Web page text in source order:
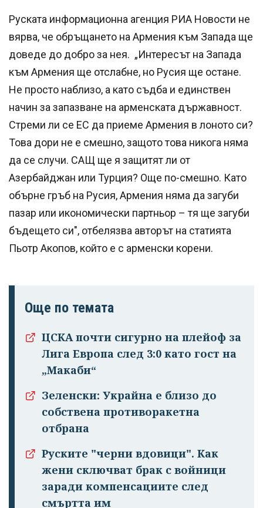
Руската информационна агенция РИА Новости не
вярва, че обръщането на Армения към Запада ще
доведе до добро за нея. „Интересът на Запада
към Армения ще отслабне, но Русия ще остане.
Не просто наблизо, а като съдба и единствен
начин за запазване на арменската държавност.
Стреми ли се ЕС да приеме Армения в лоното си?
Това дори не е смешно, защото това никога няма
да се случи. САЩ ще я защитят ли от
Азербайджан или Турция? Още по-смешно. Като
обърне гръб на Русия, Армения няма да загуби
пазар или икономически партньор – тя ще загуби
бъдещето си", отбелязва авторът на статията
Пьотр Акопов, който е с арменски корени.
Още по темата
ЦСКА почти сигурно на плейоф за
Лига Европа след 3:0 като гост на
„Макаби“
Зеленски: Украйна е близо до
собствена противоракетна
отбрана
Руските "черни вдовици". Как
жени сключват брак с войници
заради компенсациите след
смъртта им